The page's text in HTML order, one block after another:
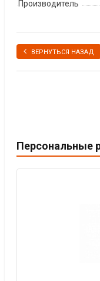
Производитель
ВЕРНУТЬСЯ НАЗАД
Персональные